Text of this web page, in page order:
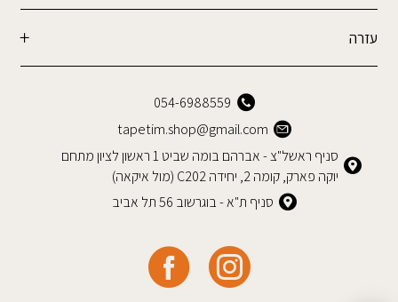
עזרה
054-6988559
tapetim.shop@gmail.com
סניף ראשל"צ - אברהם בומה שביט 1 ראשון לציון מתחם
יוקה פארק, קומה 2, יחידה C202 (מול איקאה)
סניף ת"א - בוגרשוב 56 תל אביב